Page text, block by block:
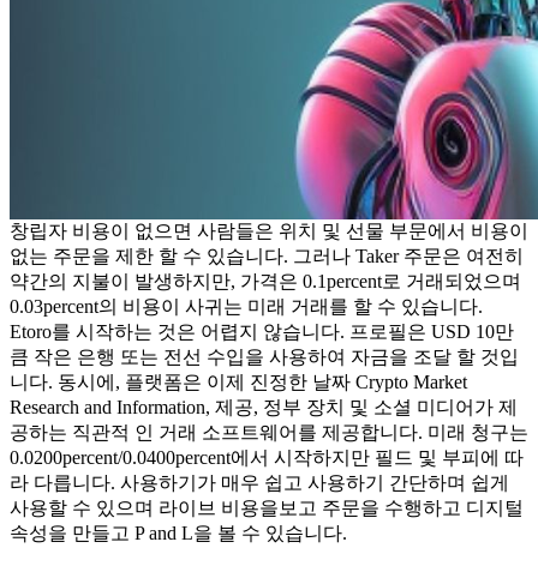
창립자 비용이 없으면 사람들은 위치 및 선물 부문에서 비용이
없는 주문을 제한 할 수 있습니다. 그러나 Taker 주문은 여전히 ​​
약간의 지불이 발생하지만, 가격은 0.1percent로 거래되었으며
0.03percent의 비용이 사귀는 미래 거래를 할 수 있습니다.
Etoro를 시작하는 것은 어렵지 않습니다. 프로필은 USD 10만
큼 작은 은행 또는 전선 수입을 사용하여 자금을 조달 할 것입
니다. 동시에, 플랫폼은 이제 진정한 날짜 Crypto Market
Research and Information, 제공, 정부 장치 및 소셜 미디어가 제
공하는 직관적 인 거래 소프트웨어를 제공합니다. 미래 청구는
0.0200percent/0.0400percent에서 시작하지만 필드 및 부피에 따
라 다릅니다. 사용하기가 매우 쉽고 사용하기 간단하며 쉽게
사용할 수 있으며 라이브 비용을보고 주문을 수행하고 디지털
속성을 만들고 P and L을 볼 수 있습니다.